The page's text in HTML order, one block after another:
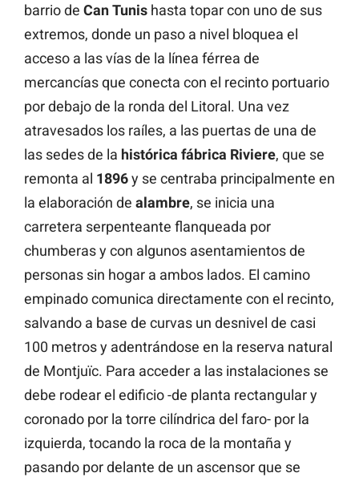
barrio de CanTunis hasta topar con uno de sus
extremos, donde un paso a nivel bloquea el
acceso a las vías de la línea férrea de
mercancías que conecta con el recinto portuario
por debajo de la ronda del Litoral. Una vez
atravesados los raíles, a las puertas de una de
las sedes de la histórica fábrica Riviere, que se
remonta al 1896y se centraba principalmente en
la elaboración de alambre, se inicia una
carretera serpenteante flanqueada por
chumberas y con algunos asentamientos de
personas sin hogar a ambos lados. El camino
empinado comunica directamente con el recinto,
salvando a base de curvas un desnivel de casi
100 metros y adentrándose en la reserva natural
de Montjuïc. Para acceder a las instalaciones se
debe rodear el edificio -de planta rectangular y
coronado por la torre cilíndrica del faro- por la
izquierda, tocando la roca de la montaña y
pasando por delante de un ascensor que se